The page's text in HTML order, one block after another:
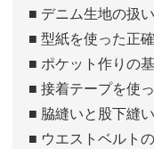
■ デニム生地の扱
■ 型紙を使った正
■ ポケット作りの
■ 接着テープを使
■ 脇縫いと股下縫
■ ウエストベルト